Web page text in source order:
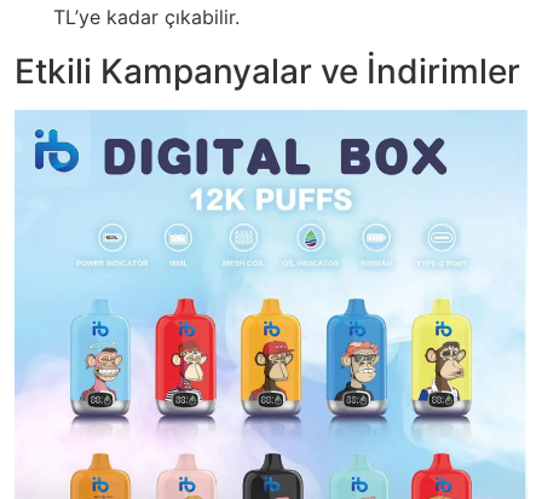
TL’ye kadar çıkabilir.
Etkili Kampanyalar ve İndirimler